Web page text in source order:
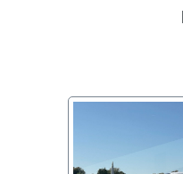
Bildergalerie überspringen